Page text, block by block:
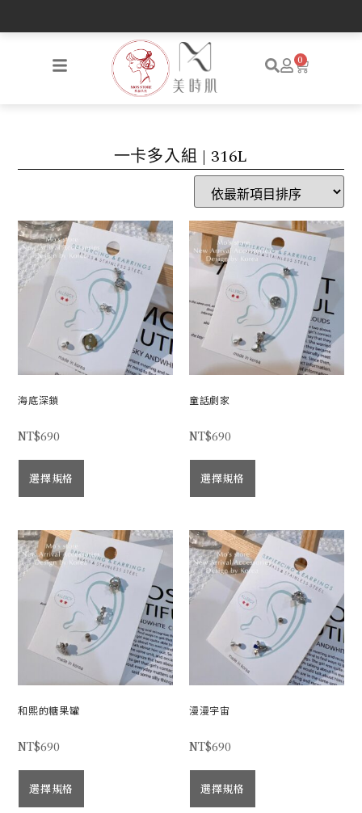
💳消費即贈便攜型pvc收納盒🤍
0
一卡多入組 | 316L
海底深鎖
NT$690
選擇規格
童話劇家
NT$690
選擇規格
和熙的糖果罐
NT$690
選擇規格
漫漫宇宙
NT$690
選擇規格